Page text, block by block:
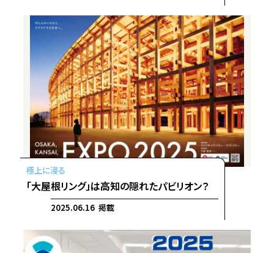
「大屋根リング」は高知の隠れたパビリオン？
2025.06.16 掲載